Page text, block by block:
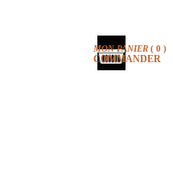
MON PANIER ( 0 )
COMMANDER